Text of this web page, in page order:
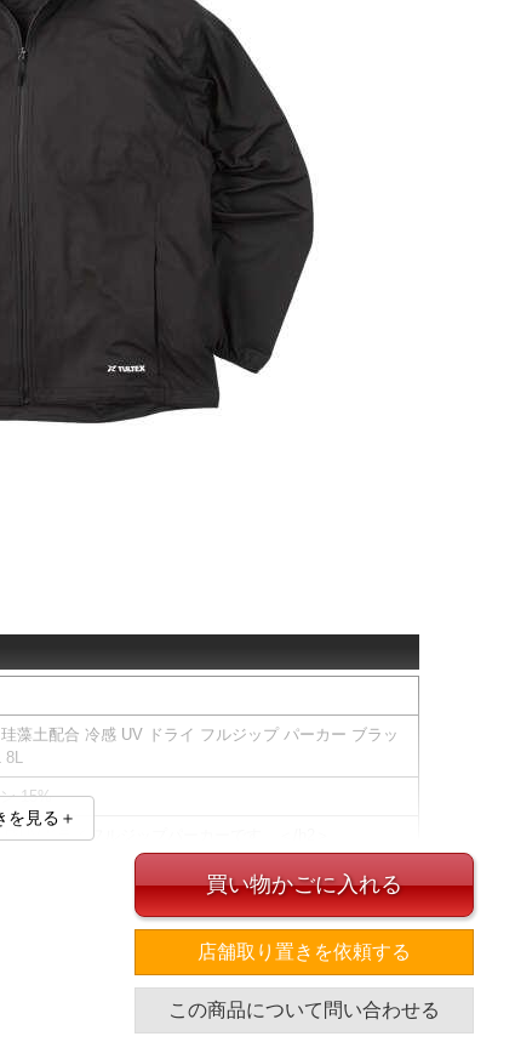
藻土配合 冷感 UV ドライ フルジップ パーカー ブラッ
8L
15%
UVドライフルジップパーカーです。＜/h2＞
イ・冷感・UV機能搭載パーカー。
付きのフルジップパーカー。
ベーシックな3色展開で幅広いシーンに対応。
に分散させた「DIATOM DRY TEX」を採用
を見る＋
買い物かごに入れる
店舗取り置きを依頼する
この商品について問い合わせる